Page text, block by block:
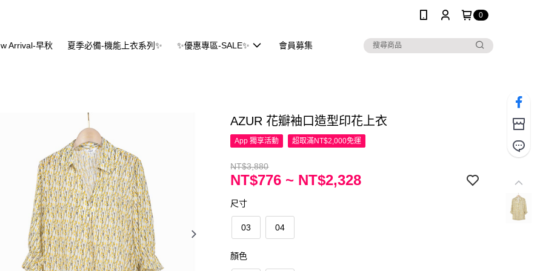
0
Arrival-早秋 夏季必備-機能上衣系列✨ ✨優惠專區-SALE✨ 會員募集
AZUR 花瓣袖口造型印花上衣
App 獨享活動 超取滿NT$2,000免運
NT$3,880
NT$776 ~ NT$2,328
尺寸
03 04
顏色